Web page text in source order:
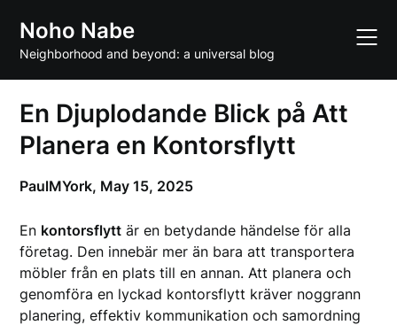
content
Noho Nabe
Neighborhood and beyond: a universal blog
En Djuplodande Blick på Att
Planera en Kontorsflytt
PaulMYork, May 15, 2025
En kontorsflytt är en betydande händelse för alla
företag. Den innebär mer än bara att transportera
möbler från en plats till en annan. Att planera och
genomföra en lyckad kontorsflytt kräver noggrann
planering, effektiv kommunikation och samordning